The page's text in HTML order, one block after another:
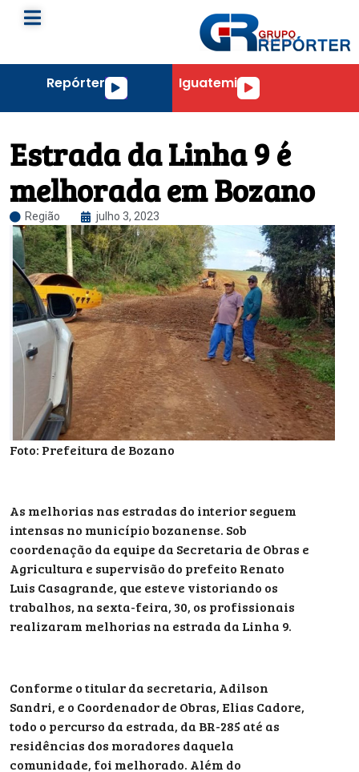
RepórterTocador
IguatemiTocador
Estrada da Linha 9 é
melhorada em Bozano
Região julho 3, 2023
Foto: Prefeitura de Bozano
As melhorias nas estradas do interior seguem
intensas no município bozanense. Sob
coordenação da equipe da Secretaria de Obras e
Agricultura e supervisão do prefeito Renato
Luis Casagrande, que esteve vistoriando os
trabalhos, na sexta-feira, 30, os profissionais
realizaram melhorias na estrada da Linha 9.
Conforme o titular da secretaria, Adilson
Sandri, e o Coordenador de Obras, Elias Cadore,
todo o percurso da estrada, da BR-285 até as
residências dos moradores daquela
comunidade, foi melhorado. Além do